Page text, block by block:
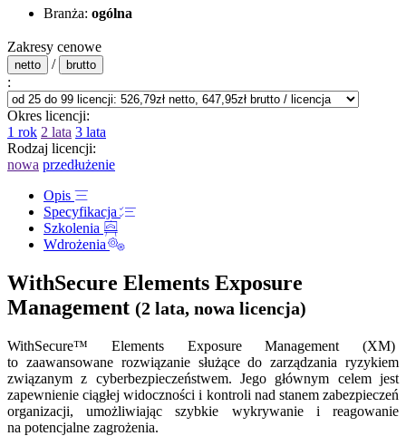
Branża: ogólna
Zakresy cenowe
netto / brutto
:
Okres licencji:
1 rok 2 lata 3 lata
Rodzaj licencji:
nowa przedłużenie
Opis
Specyfikacja
Szkolenia
Wdrożenia
WithSecure Elements Exposure
Management (2 lata, nowa licencja)
WithSecure™ Elements Exposure Management (XM)
to zaawansowane rozwiązanie służące do zarządzania ryzykiem
związanym z cyberbezpieczeństwem. Jego głównym celem jest
zapewnienie ciągłej widoczności i kontroli nad stanem zabezpieczeń
organizacji, umożliwiając szybkie wykrywanie i reagowanie
na potencjalne zagrożenia.